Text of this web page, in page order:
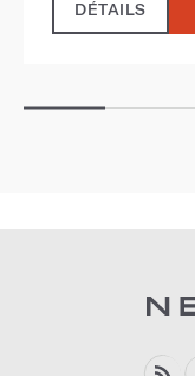
DÉTAILS